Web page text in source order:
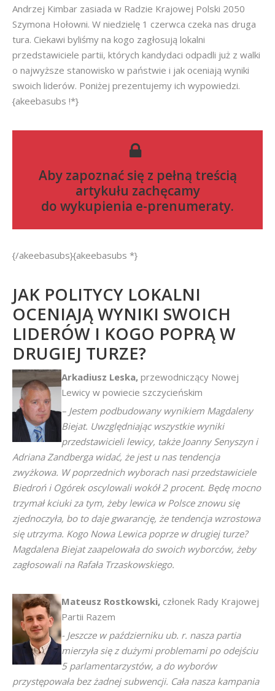
Andrzej Kimbar zasiada w Radzie Krajowej Polski 2050
Szymona Hołowni. W niedzielę 1 czerwca czeka nas druga
tura. Ciekawi byliśmy na kogo zagłosują lokalni
przedstawiciele partii, których kandydaci odpadli już z walki
o najwyższe stanowisko w państwie i jak oceniają wyniki
swoich liderów. Poniżej prezentujemy ich wypowiedzi.
{akeebasubs !*}
Aby zapoznać się z pełną treścią
artykułu zachęcamy
do wykupienia e-prenumeraty.
{/akeebasubs}{akeebasubs *}
JAK POLITYCY LOKALNI
OCENIAJĄ WYNIKI SWOICH
LIDERÓW I KOGO POPRĄ W
DRUGIEJ TURZE?
Arkadiusz Leska, przewodniczący Nowej
Lewicy w powiecie szczycieńskim
– Jestem podbudowany wynikiem Magdaleny
Biejat. Uwzględniając wszystkie wyniki
przedstawicieli lewicy, także Joanny Senyszyn i
Adriana Zandberga widać, że jest u nas tendencja
zwyżkowa. W poprzednich wyborach nasi przedstawiciele
Biedroń i Ogórek oscylowali wokół 2 procent. Będę mocno
trzymał kciuki za tym, żeby lewica w Polsce znowu się
zjednoczyła, bo to daje gwarancję, że tendencja wzrostowa
się utrzyma. Kogo Nowa Lewica poprze w drugiej turze?
Magdalena Biejat zaapelowała do swoich wyborców, żeby
zagłosowali na Rafała Trzaskowskiego.
Mateusz Rostkowski, członek Rady Krajowej
Partii Razem
- Jeszcze w październiku ub. r. nasza partia
mierzyła się z dużymi problemami po odejściu
5 parlamentarzystów, a do wyborów
przystępowała bez żadnej subwencji. Cała nasza kampania